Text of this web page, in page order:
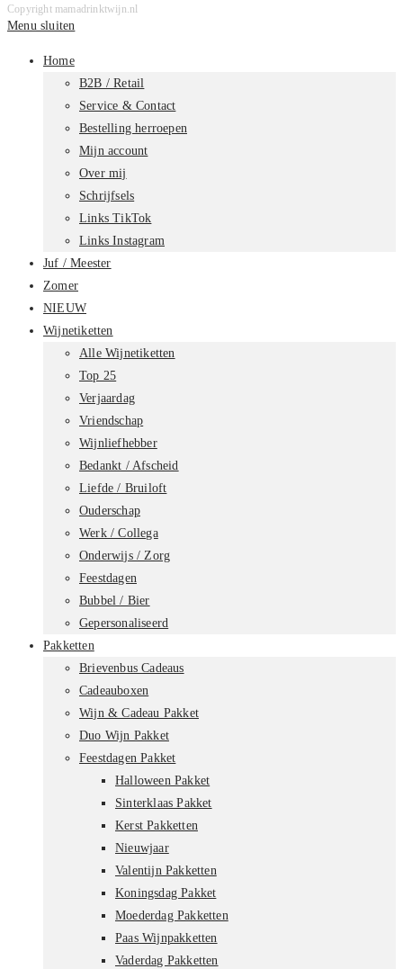
Copyright mamadrinktwijn.nl
Menu sluiten
Home
B2B / Retail
Service & Contact
Bestelling herroepen
Mijn account
Over mij
Schrijfsels
Links TikTok
Links Instagram
Juf / Meester
Zomer
NIEUW
Wijnetiketten
Alle Wijnetiketten
Top 25
Verjaardag
Vriendschap
Wijnliefhebber
Bedankt / Afscheid
Liefde / Bruiloft
Ouderschap
Werk / Collega
Onderwijs / Zorg
Feestdagen
Bubbel / Bier
Gepersonaliseerd
Pakketten
Brievenbus Cadeaus
Cadeauboxen
Wijn & Cadeau Pakket
Duo Wijn Pakket
Feestdagen Pakket
Halloween Pakket
Sinterklaas Pakket
Kerst Pakketten
Nieuwjaar
Valentijn Pakketten
Koningsdag Pakket
Moederdag Pakketten
Paas Wijnpakketten
Vaderdag Pakketten